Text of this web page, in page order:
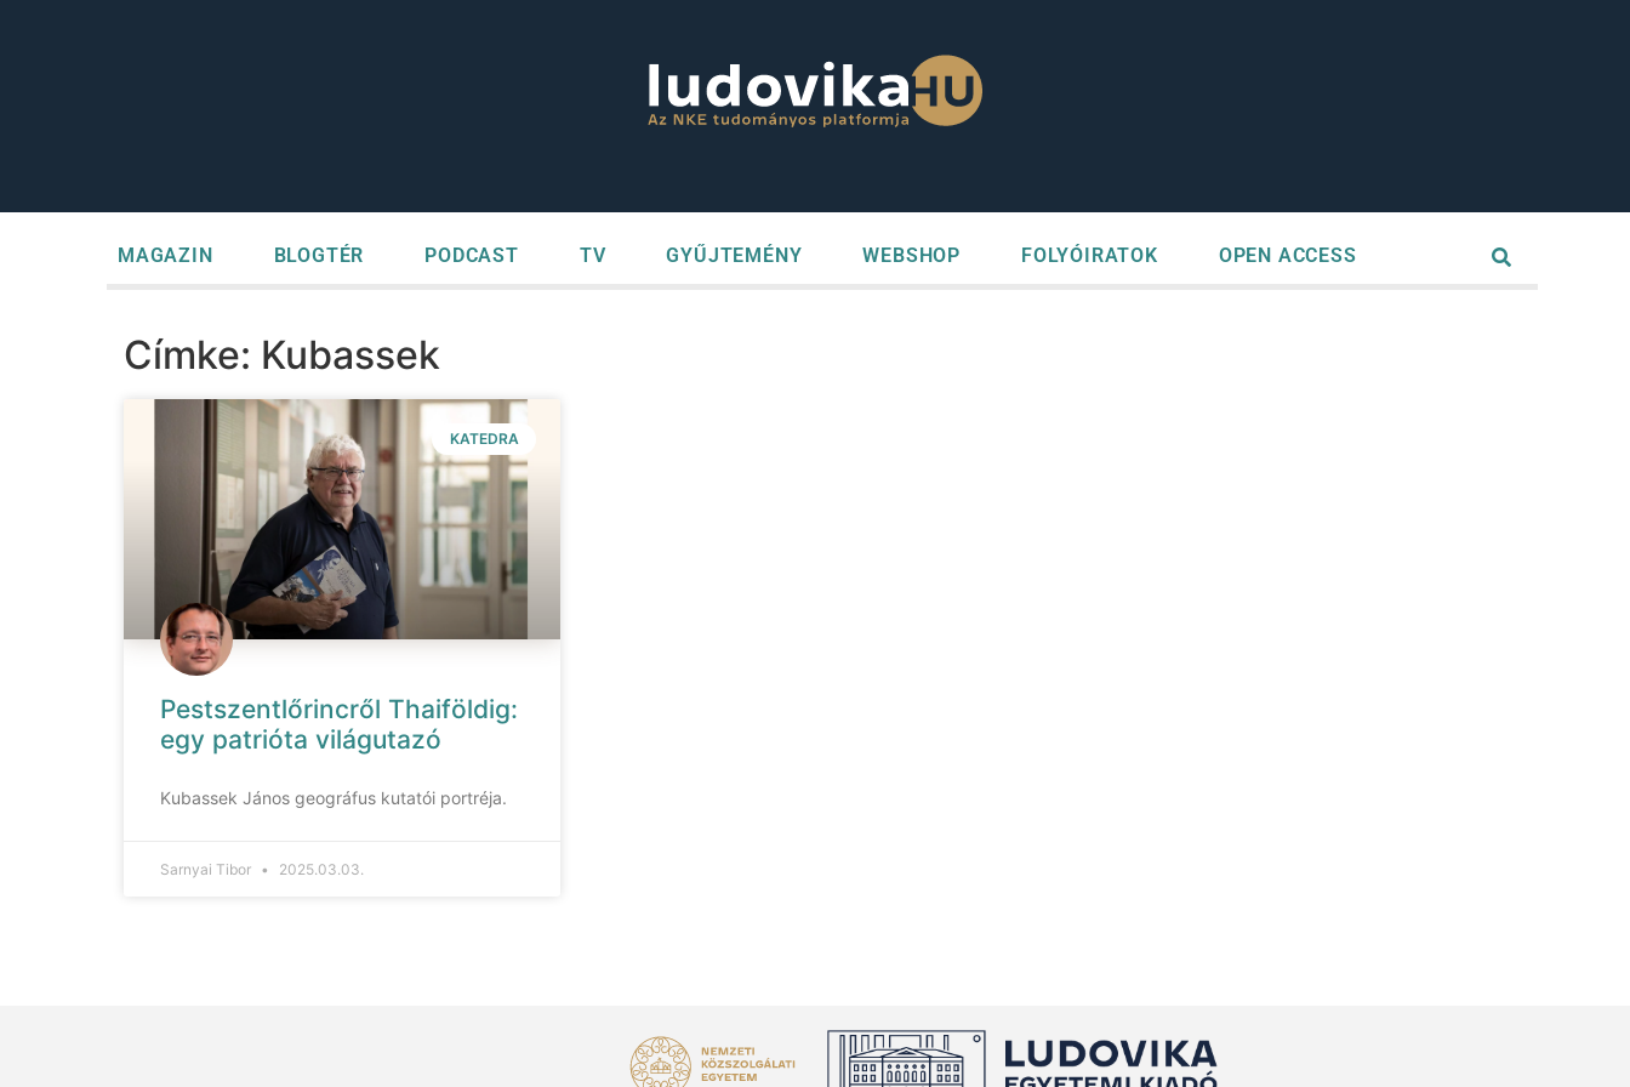
MAGAZIN BLOGTÉR PODCAST TV GYŰJTEMÉNY WEBSHOP FOLYÓIRATOK OPEN ACCESS
Címke: Kubassek
KATEDRA
Pestszentlőrincről Thaiföldig:
egy patrióta világutazó
Kubassek János geográfus kutatói portréja.
Sarnyai Tibor 2025.03.03.